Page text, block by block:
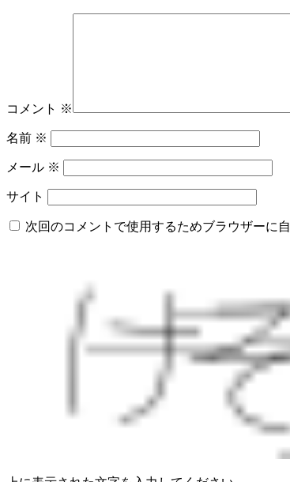
コメント ※
名前 ※
メール ※
サイト
次回のコメントで使用するためブラウザーに